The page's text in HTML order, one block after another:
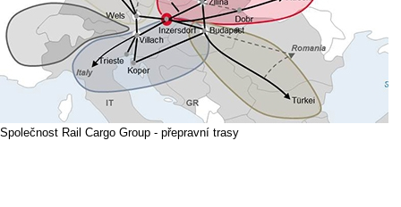
Společnost Rail Cargo Group - přepravní trasy